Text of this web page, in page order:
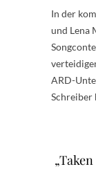
In der
und Lena
ARD-
Schreiber